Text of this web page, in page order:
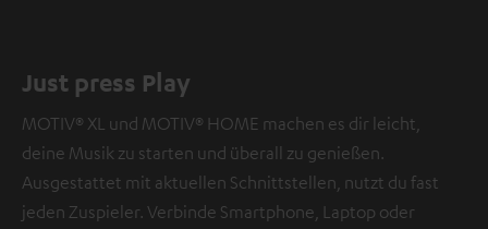
Just press Play
MOTIV® XL und MOTIV® HOME machen es dir leicht,
deine Musik zu starten und überall zu genießen.
Ausgestattet mit aktuellen Schnittstellen, nutzt du fast
jeden Zuspieler. Verbinde Smartphone, Laptop oder